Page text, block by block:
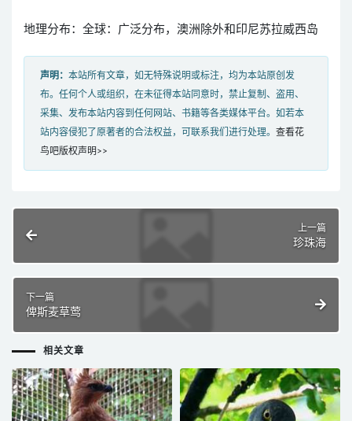
地理分布：全球：广泛分布，澳洲除外和印尼苏拉威西岛
声明： 本站所有文章，如无特殊说明或标注，均为本站原创发
布。任何个人或组织，在未征得本站同意时，禁止复制、盗用、
采集、发布本站内容到任何网站、书籍等各类媒体平台。如若本
站内容侵犯了原著者的合法权益，可联系我们进行处理。 查看花
鸟吧版权声明>>
上一篇
珍珠海
下一篇
俾斯麦草莺
相关文章